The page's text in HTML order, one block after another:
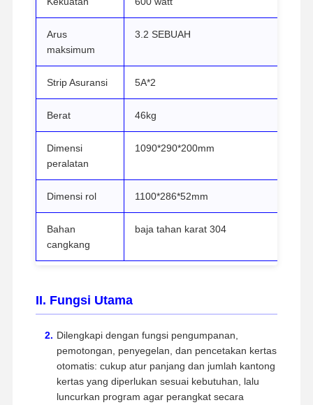
Sterilisator etilena oksida
Sterilisator Farmasi
Peralatan Pengolahan Air
Kabinet Pengeringan
Peralatan laboratorium
Arus
maksimum
3.2 SEBUAH
Strip Asuransi 5A*2
Berat 46kg
Dimensi
peralatan
1090*290*200mm
Dimensi rol 1100*286*52mm
Bahan
cangkang
baja tahan karat 304
II. Fungsi Utama
Dilengkapi dengan fungsi pengumpanan,
pemotongan, penyegelan, dan pencetakan kertas
otomatis: cukup atur panjang dan jumlah kantong
kertas yang diperlukan sesuai kebutuhan, lalu
luncurkan program agar perangkat secara